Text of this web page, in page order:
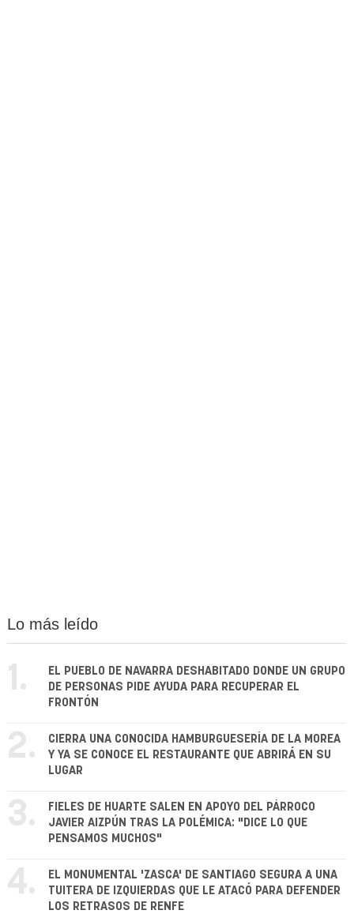
Lo más leído
1.
EL PUEBLO DE NAVARRA DESHABITADO DONDE UN GRUPO
DE PERSONAS PIDE AYUDA PARA RECUPERAR EL
FRONTÓN
2.
CIERRA UNA CONOCIDA HAMBURGUESERÍA DE LA MOREA
Y YA SE CONOCE EL RESTAURANTE QUE ABRIRÁ EN SU
LUGAR
3.
FIELES DE HUARTE SALEN EN APOYO DEL PÁRROCO
JAVIER AIZPÚN TRAS LA POLÉMICA: "DICE LO QUE
PENSAMOS MUCHOS"
4.
EL MONUMENTAL 'ZASCA' DE SANTIAGO SEGURA A UNA
TUITERA DE IZQUIERDAS QUE LE ATACÓ PARA DEFENDER
LOS RETRASOS DE RENFE